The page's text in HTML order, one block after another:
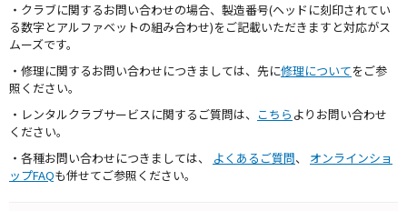
・クラブに関するお問い合わせの場合、製造番号(ヘッドに刻印されてい
る数字とアルファベットの組み合わせ)をご記載いただきますと対応がス
ムーズです。
・修理に関するお問い合わせにつきましては、先に修理についてをご参
照ください。
・レンタルクラブサービスに関するご質問は、 こちら よりお問い合わせ
ください。
・各種お問い合わせにつきましては、
よくあるご質問、 オンラインショ
ップFAQも併せてご参照ください。